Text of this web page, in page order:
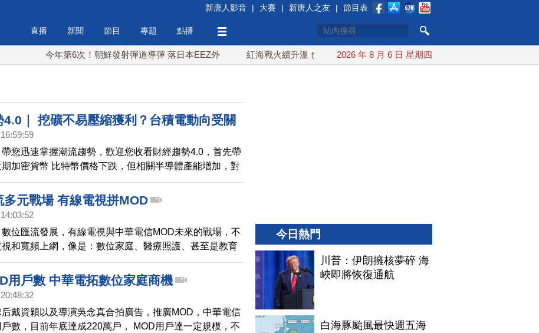
新唐人影音 | 大賽 | 新唐人之友 | 節目表
直播 新聞 節目 專題 點播
今年第6次！朝鮮發射彈道導彈 落日本EEZ外 紅海戰火續升溫 也門胡塞武裝稱又襲擊沙特油輪 台灣漢光演習 賴清德搭裝
2026 年 8 月 6 日 星期四
4.0｜ 挖礦不易壓縮獲利？台積電動向受關
您迅速掌握潮流趨勢，歡迎您收看財經趨勢4.0，首先帶
加密貨幣 比特幣價格下跌，但相關半導體產能增加，對
，美系外資警告，認為首次的挖礦「硬著陸」，即將就
供應鏈帶來警訊，導致外資砍台積電 目標價。
多元戰場 有線電視拼MOD
位匯流發展，有線電視與中華電信MOD未來的戰場，不
和寬頻上網，像是：數位家庭、醫療照護、甚至是教育
能是較勁的戰場。
用戶數 中華電拓數位家庭商機
戴資穎以及導演吳念真合拍廣告，推廣MOD，中華電信
數，目前年底達成220萬戶， MOD用戶達一定規模，不
今日熱門
川普：伊朗擁核夢碎 海
峽即將恢復通航
白海豚颱風最快週五海